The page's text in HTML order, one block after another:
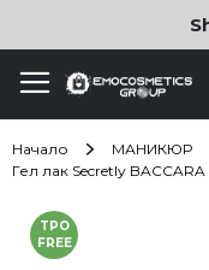
Начало МАНИКЮР
Гел лак Secretly
TPO
FREE
Преминете
към
края